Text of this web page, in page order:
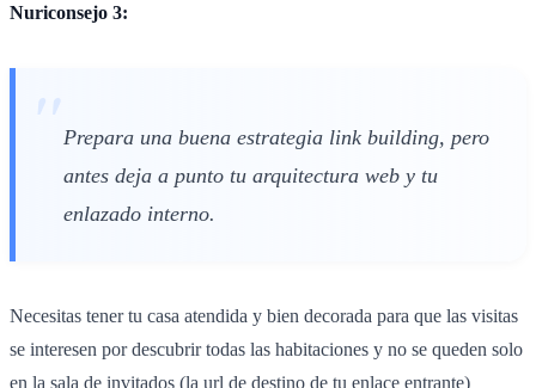
Nuriconsejo 3:
Prepara una buena estrategia link building, pero
antes deja a punto tu arquitectura web y tu
enlazado interno.
Necesitas tener tu casa atendida y bien decorada para que las visitas
se interesen por descubrir todas las habitaciones y no se queden solo
en la sala de invitados (la url de destino de tu enlace entrante)